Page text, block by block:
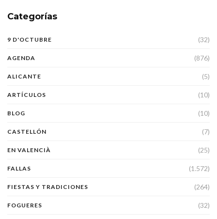
Categorías
9 D'OCTUBRE (32)
AGENDA (876)
ALICANTE (5)
ARTÍCULOS (10)
BLOG (10)
CASTELLÓN (7)
EN VALENCIÀ (25)
FALLAS (1.572)
FIESTAS Y TRADICIONES (264)
FOGUERES (32)